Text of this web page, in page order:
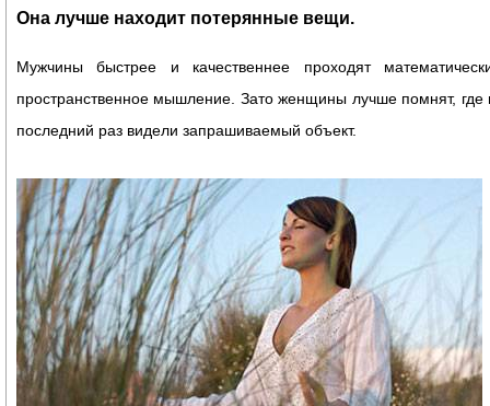
Она лучше находит потерянные вещи.
Мужчины быстрее и качественнее проходят
пространственное мышление. Зато женщины лучше помнят, где
последний раз видели запрашиваемый объект.